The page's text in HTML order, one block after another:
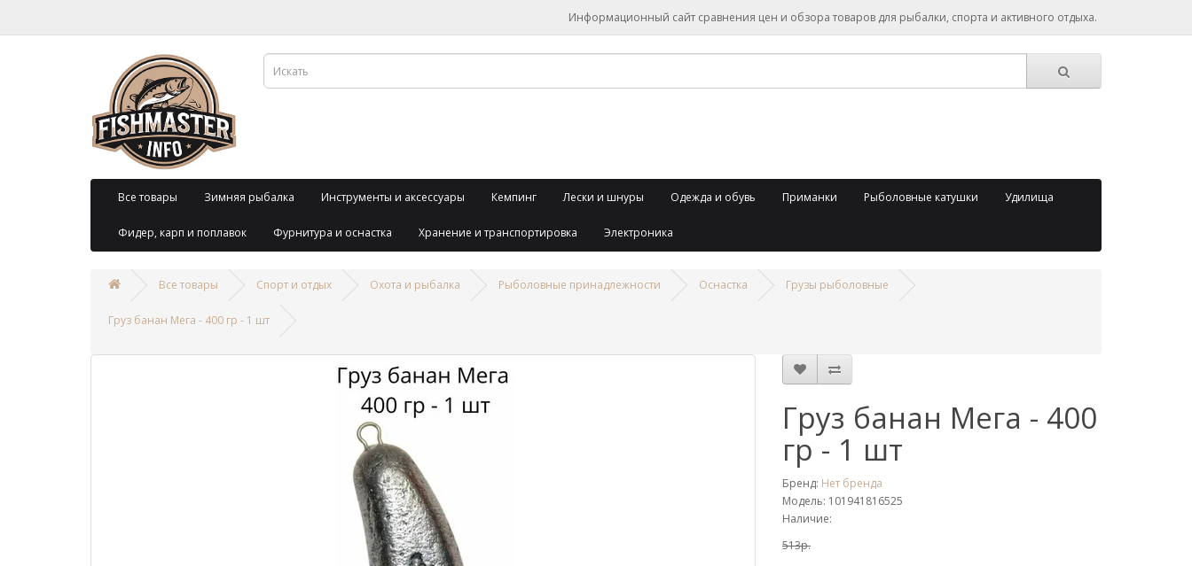
Информационный сайт сравнения цен и обзора товаров для рыбалки, спорта и активного отдыха.
Все товары Зимняя рыбалка Инструменты и аксессуары Кемпинг Лески и шнуры Одежда и обувь Приманки Рыболовные катушки Удилища
Фидер, карп и поплавок Фурнитура и оснастка Хранение и транспортировка Электроника
Все товары Спорт и отдых Охота и рыбалка Рыболовные принадлежности Оснастка Грузы рыболовные
Груз банан Мега - 400 гр - 1 шт
Груз банан Мега - 400
гр - 1 шт
Бренд: Нет бренда
Модель: 101941816525
Наличие:
513р.